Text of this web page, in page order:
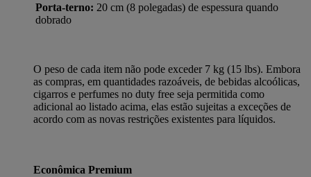
Porta-terno: 20 cm (8 polegadas) de espessura quando
dobrado
O peso de cada item não pode exceder 7 kg (15 lbs). Embora
as compras, em quantidades razoáveis, de bebidas alcoólicas,
cigarros e perfumes no duty free seja permitida como
adicional ao listado acima, elas estão sujeitas a exceções de
acordo com as novas restrições existentes para líquidos.
Econômica Premium